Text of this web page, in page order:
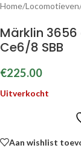
Home/Locomotieven
Märklin
Ce6/8 SBB
€225.00
Uitverkocht
Aan wishlist